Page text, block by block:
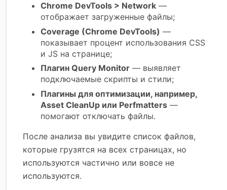
Chrome DevTools > Network —
отображает загруженные файлы;
Coverage (Chrome DevTools) —
показывает процент использования CSS
и JS на странице;
Плагин Query Monitor — выявляет
подключаемые скрипты и стили;
Плагины для оптимизации, например,
Asset CleanUp или Perfmatters —
помогают отключать файлы.
После анализа вы увидите список файлов,
которые грузятся на всех страницах, но
используются частично или вовсе не
используются.